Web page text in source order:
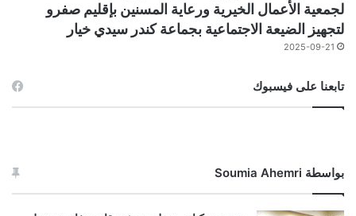
لجمعية الأعمال الخيرية ورعاية المسنين بإقليم صفرو
لتجهيز الضيعة الاجتماعية بجماعة كندر سيدي خيار
2025-09-21
تابعنا على فيسبوك
بواسطة Soumia Ahemri